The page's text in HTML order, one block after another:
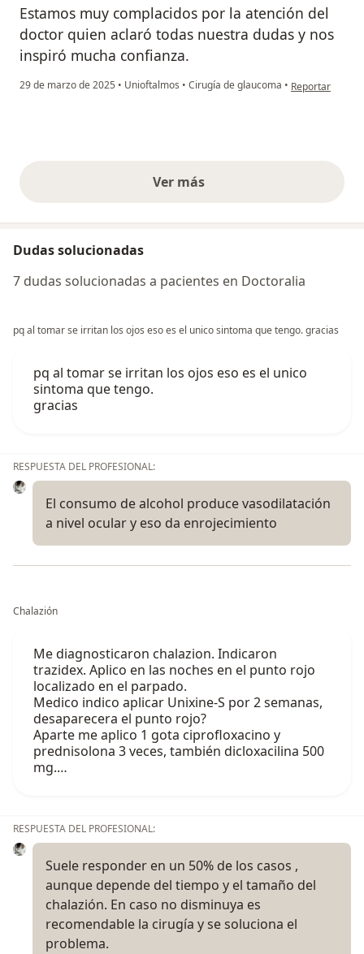
Estamos muy complacidos por la atención del
doctor quien aclaró todas nuestra dudas y nos
inspiró mucha confianza.
29 de marzo de 2025 • Unioftalmos • Cirugía de glaucoma • en opinión del
Reportar
Ver másopiniones anteriores
Dudas solucionadas
7 dudas solucionadas a pacientes en Doctoralia
pq al tomar se irritan los ojos eso es el unico sintoma que tengo. gracias
pq al tomar se irritan los ojos eso es el unico
sintoma que tengo.
gracias
RESPUESTA DEL PROFESIONAL:
El consumo de alcohol produce vasodilatación
a nivel ocular y eso da enrojecimiento
Chalazión
Me diagnosticaron chalazion. Indicaron
trazidex. Aplico en las noches en el punto rojo
localizado en el parpado.
Medico indico aplicar Unixine-S por 2 semanas,
desaparecera el punto rojo?
Aparte me aplico 1 gota ciprofloxacino y
prednisolona 3 veces, también dicloxacilina 500
mg.…
RESPUESTA DEL PROFESIONAL:
Suele responder en un 50% de los casos ,
aunque depende del tiempo y el tamaño del
chalazión. En caso no disminuya es
recomendable la cirugía y se soluciona el
problema.